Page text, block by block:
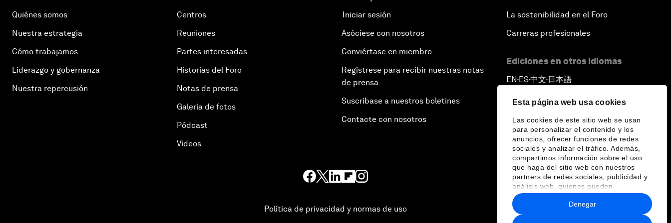
Esta página web usa cookies
Las cookies de este sitio web se usan
para personalizar el contenido y los
anuncios, ofrecer funciones de redes
sociales y analizar el tráfico. Además,
compartimos información sobre el uso
que haga del sitio web con nuestros
partners de redes sociales, publicidad y
análisis web, quienes pueden
combinarla con otra información que les
haya proporcionado o que hayan
recopilado a partir del uso que haya
Denegar
Quiénes somos
Nuestra estrategia
Cómo trabajamos
Liderazgo y gobernanza
Nuestra repercusión
Centros
Reuniones
Partes interesadas
Historias del Foro
Notas de prensa
Galería de fotos
Pódcast
Vídeos
Iniciar sesión
Asóciese con nosotros
Conviértase en miembro
Regístrese para recibir nuestras notas
de prensa
Suscríbase a nuestros boletines
Contacte con nosotros
La sostenibilidad en el Foro
Carreras profesionales
Ediciones en otros idiomas
EN ▪ ES▪中文▪ 日本語
Política de privacidad y normas de uso